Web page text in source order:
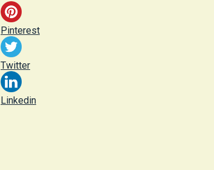
Pinterest
Twitter
Linkedin